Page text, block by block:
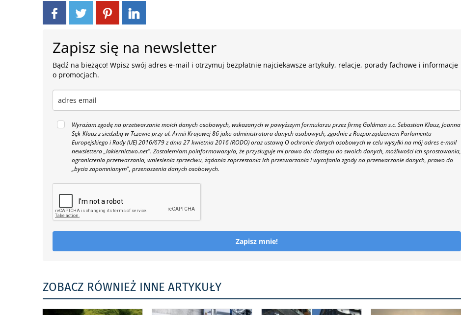
Zapisz się na newsletter
Bądź na bieżąco! Wpisz swój adres e-mail i otrzymuj bezpłatnie najciekawsze artykuły, relacje, porady fachowe i informacje
o promocjach.
Wyrażam zgodę na przetwarzanie moich danych osobowych, wskazanych w powyższym formularzu przez firmę Goldman s.c. Sebastian Klauz, Joanna
Sęk-Klauz z siedzibą w Tczewie przy ul. Armii Krajowej 86 jako administratora danych osobowych, zgodnie z Rozporządzeniem Parlamentu
Europejskiego i Rady (UE) 2016/679 z dnia 27 kwietnia 2016 (RODO) oraz ustawą O ochronie danych osobowych w celu wysyłki na mój adres e-mail
newslettera „lakiernictwo.net". Zostałem/am poinformowany/a, że przysługuje mi prawo do: dostępu do swoich danych, możliwości ich sprostowania,
ograniczenia przetwarzania, wniesienia sprzeciwu, żądania zaprzestania ich przetwarzania i wycofania zgody na przetwarzanie danych, prawo do
„bycia zapomnianym", przenoszenia danych osobowych.
Zapisz mnie!
ZOBACZ RÓWNIEŻ INNE ARTYKUŁY